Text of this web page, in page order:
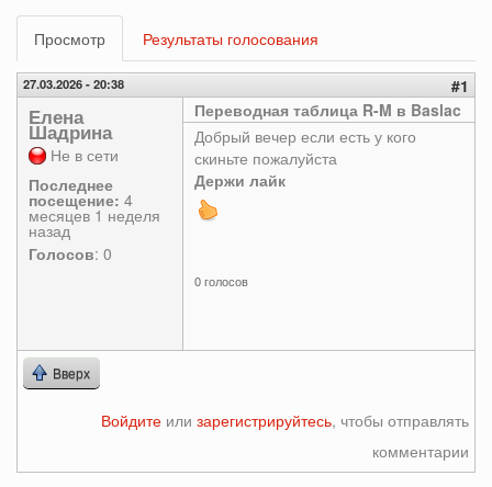
Главные
вкладки
Просмотр (активная
вкладка)
Результаты голосования
27.03.2026 - 20:38 #1
Елена
Шадрина
Не в сети
Последнее
посещение: 4
месяцев 1 неделя
назад
Голосов: 0
Переводная таблица R-M в Baslac
Добрый вечер если есть у кого
скиньте пожалуйста
Держи лайк
0 голосов
Вверх
Войдите или зарегистрируйтесь, чтобы отправлять
комментарии